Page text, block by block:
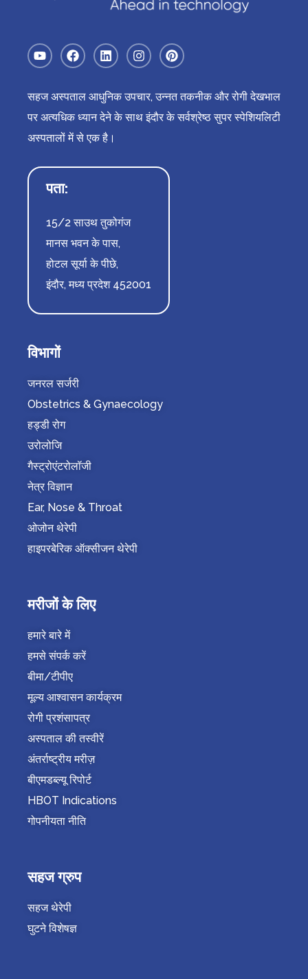
सहज अस्पताल आधुनिक उपचार, उन्नत तकनीक और रोगी देखभाल
पर अत्यधिक ध्यान देने के साथ इंदौर के सर्वश्रेष्ठ सुपर स्पेशियलिटी
अस्पतालों में से एक है।
पता:
15/2 साउथ तुकोगंज
मानस भवन के पास,
होटल सूर्या के पीछे,
इंदौर, मध्य प्रदेश 452001
विभागों
जनरल सर्जरी
Obstetrics & Gynaecology
हड्डी रोग
उरोलोजि
गैस्ट्रोएंटरोलॉजी
नेत्र विज्ञान
Ear, Nose & Throat
ओजोन थेरेपी
हाइपरबेरिक ऑक्सीजन थेरेपी
मरीजों के लिए
हमारे बारे में
हमसे संपर्क करें
बीमा/टीपीए
मूल्य आश्वासन कार्यक्रम
रोगी प्रशंसापत्र
अस्पताल की तस्वीरें
अंतर्राष्ट्रीय मरीज़
बीएमडब्ल्यू रिपोर्ट
HBOT Indications
गोपनीयता नीति
सहज ग्रुप
सहज थेरेपी
घुटने विशेषज्ञ